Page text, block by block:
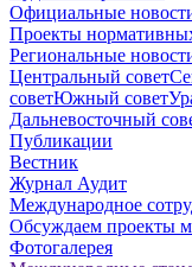
Официальные
Проекты
Региональные
Центральный совет
советЮжный совет
Дальневосточный
Публикации
Вестник
Журнал Аудит
Международное
Обсуждаем проекты
Фотогалерея